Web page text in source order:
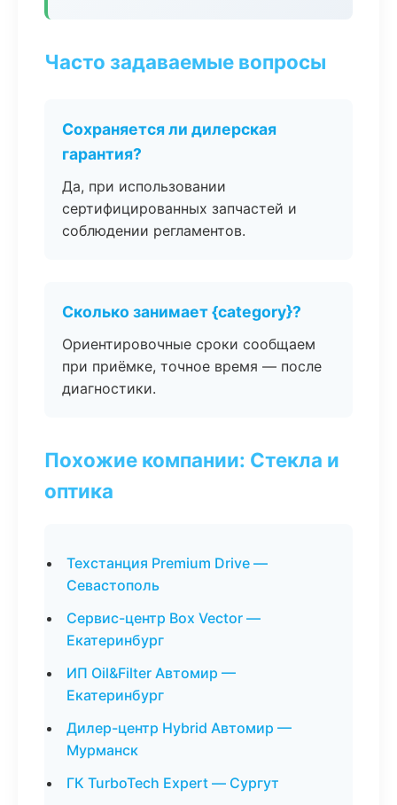
Часто задаваемые вопросы
Сохраняется ли дилерская
гарантия?
Да, при использовании
сертифицированных запчастей и
соблюдении регламентов.
Сколько занимает {category}?
Ориентировочные сроки сообщаем
при приёмке, точное время — после
диагностики.
Похожие компании: Стекла и
оптика
Техстанция Premium Drive —
Севастополь
Сервис-центр Box Vector —
Екатеринбург
ИП Oil&Filter Автомир —
Екатеринбург
Дилер-центр Hybrid Автомир —
Мурманск
ГК TurboTech Expert — Сургут